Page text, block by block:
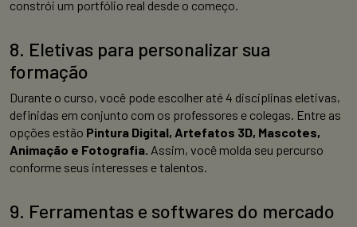
constrói um portfólio real desde o começo.
8. Eletivas para personalizar sua
formação
Durante o curso, você pode escolher até 4 disciplinas eletivas,
definidas em conjunto com os professores e colegas. Entre as
opções estão Pintura Digital, Artefatos 3D, Mascotes,
Animação e Fotografia. Assim, você molda seu percurso
conforme seus interesses e talentos.
9. Ferramentas e softwares do mercado